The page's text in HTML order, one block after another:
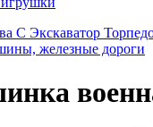
С Экскаватор
железные дороги